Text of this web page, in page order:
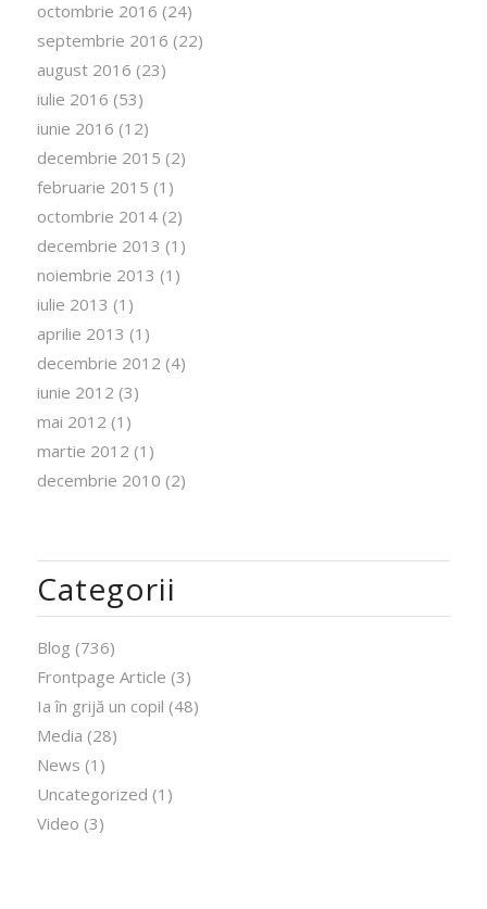
octombrie 2016 (24)
septembrie 2016 (22)
august 2016 (23)
iulie 2016 (53)
iunie 2016 (12)
decembrie 2015 (2)
februarie 2015 (1)
octombrie 2014(2)
decembrie 2013 (1)
noiembrie 2013 (1)
iulie 2013 (1)
aprilie 2013 (1)
decembrie 2012 (4)
iunie 2012 (3)
mai 2012 (1)
martie 2012 (1)
decembrie 2010 (2)
Categorii
Blog (736)
Frontpage Article (3)
Ia în grijă un copil (48)
Media (28)
News (1)
Uncategorized (1)
Video (3)